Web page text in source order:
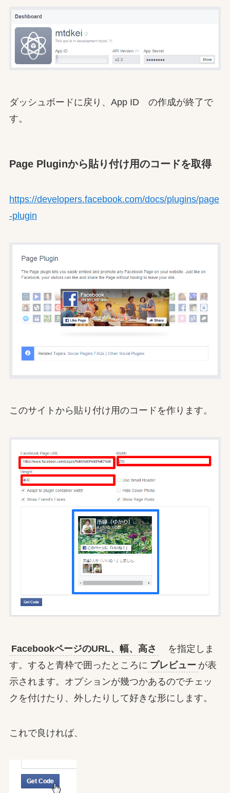
ダッシュボードに戻り、App ID の作成が終了で
す。
Page Pluginから貼り付け用のコードを取得
https://developers.facebook.com/docs/plugins/page
-plugin
このサイトから貼り付け用のコードを作ります。
FacebookページのURL、幅、高さ
を指定しま
す。すると青枠で囲ったところに プレビュー が表
示されます。オプションが幾つかあるのでチェッ
クを付けたり、外したりして好きな形にします。
これで良ければ、